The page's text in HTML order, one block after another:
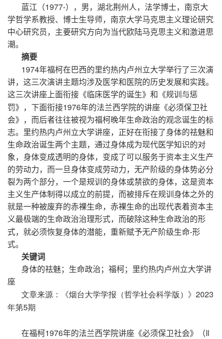
蓝江（1977-），男，湖北荆州人，法学博士，南京大
学哲学系教授、博士生导师，南京大学马克思主义理论研究
中心研究员，主要研究方向为当代欧陆马克思主义和激进思
潮。
摘要
1974年福柯在巴西的里约热内卢州立大学举行了三次演
讲，这三次演讲主题均涉及医学和医院的历史发展和实践。
这三次讲座上面衔接《临床医学的诞生》和《规训与惩
罚》，下面衔接1976年的法兰西学院的讲座《必须保卫社
会》，而后者往往被视为福柯晚年生命政治的观念诞生的标
志。里约热内卢州立大学讲座，正好在衔接了身体的祛魅和
生命政治诞生两个主题，通过身体成为现代医学知识的对
象，身体变成透明的身体，变成了可以服务于资本主义生产
的劳动力，而一旦身体变成劳动力，无产阶级的身体势必分
裂为两个部分，一个是规训的身体或禁欲的身体，这是资本
主义生产体制得以成立的前提，而被排斥在规训身体之外的
就是一种被废弃的赤裸生命，赤裸生命的出现代表着资本主
义最极端的生命政治治理形式，而破除这种生命政治的形
式，就必须恢复身体的潜能，重新赋予无产阶级生命-形
式。
关键词
身体的祛魅；生命政治；福柯；里约热内卢州立大学讲
座
文章来源：《烟台大学学报（哲学社会科学版）》 2023
年第5期
在福柯1976年的法兰西学院讲座《必须保卫社会》（Il